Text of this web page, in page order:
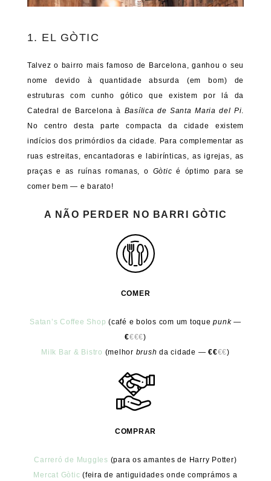
1. EL GÒTIC
Talvez o bairro mais famoso de Barcelona, ganhou o seu
nome devido à quantidade absurda (em bom) de
estruturas com cunho gótico que existem por lá da
Catedral de Barcelona à Basílica de Santa Maria del Pi
No centro desta parte compacta da cidade existem
indícios dos primórdios da cidade. Para complementar as
ruas estreitas, encantadoras e labirínticas, as igrejas, as
praças e as ruínas romanas, o Gòtic é óptimo para se
comer bem — e barato!
A NÃO PERDER NO BARRI GÒTIC
COMER
Satan’s Coffee Shop (café e bolos com um toquepunk —
€€€€)
Milk Bar & Bistro (melhor brush da cidade —€€€€)
COMPRAR
Carreró de Muggles (para os amantes de Harry Potter)
Mercat Gòtic (feira de antiguidades onde comprámos a